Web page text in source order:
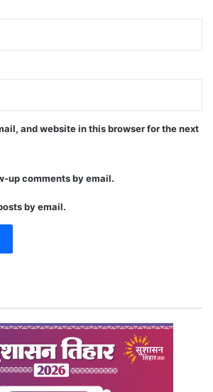
and website in this browser for the next
up comments by email.
by email.